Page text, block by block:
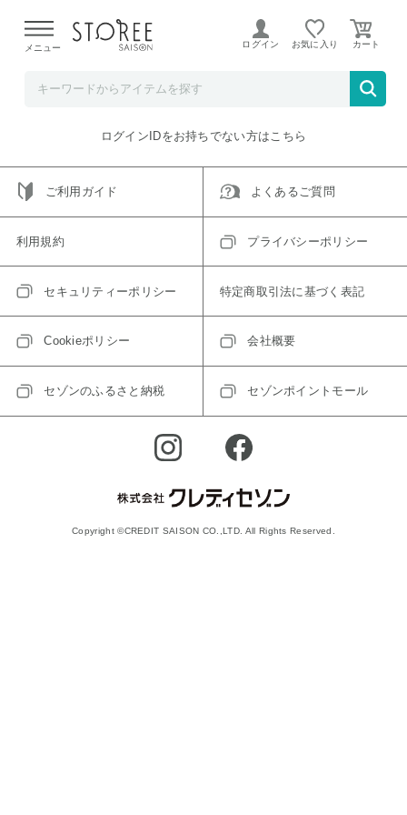
よる配送遅延が発生しております。
メニュー ログイン お気に入り
ご指定のアイテムは取り扱い終了、またはただいま取り扱い
トップへ戻る
ログインIDをお持ちでない方はこちら
ご利用ガイド よくあるご質問
利用規約 プライバシーポリシー
セキュリティーポリシー 特定商取引法に基づく表記
Cookieポリシー 会社概要
セゾンのふるさと納税 セゾンポイントモール
Copyright ©CREDIT SAISON CO.,LTD. All Rights Reserved.